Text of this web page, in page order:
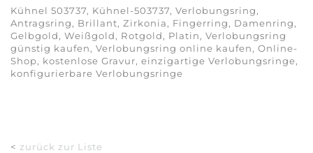
Kühnel 503737, Kühnel-503737, Verlobungsring,
Antragsring, Brillant, Zirkonia, Fingerring, Damenring,
Gelbgold, Weißgold, Rotgold, Platin, Verlobungsring
günstig kaufen, Verlobungsring online kaufen, Online-
Shop, kostenlose Gravur, einzigartige Verlobungsringe,
konfigurierbare Verlobungsringe
< zurück zur Liste